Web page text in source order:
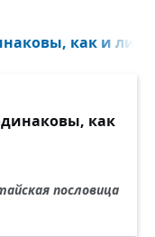
как и
как
пословица